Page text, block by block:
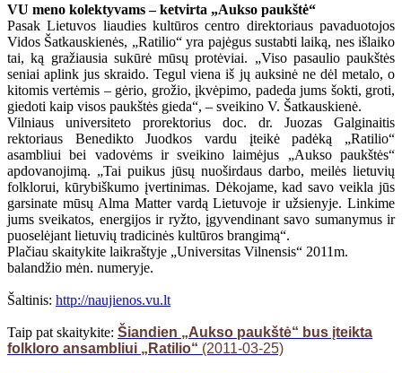
VU meno kolektyvams – ketvirta „Aukso paukštė“
Pasak Lietuvos liaudies kultūros centro direktoriaus pavaduotojos
Vidos Šatkauskienės, „Ratilio“ yra pajėgus sustabti laiką, nes išlaiko
tai, ką gražiausia sukūrė mūsų protėviai. „Viso pasaulio paukštės
seniai aplink jus skraido. Tegul viena iš jų auksinė ne dėl metalo, o
kitomis vertėmis – gėrio, grožio, įkvėpimo, padeda jums šokti, groti,
giedoti kaip visos paukštės gieda“, – sveikino V. Šatkauskienė.
Vilniaus universiteto prorektorius doc. dr. Juozas Galginaitis
rektoriaus Benedikto Juodkos vardu įteikė padėką „Ratilio“
asambliui bei vadovėms ir sveikino laimėjus „Aukso paukštės“
apdovanojimą. „Tai puikus jūsų nuoširdaus darbo, meilės lietuvių
folklorui, kūrybiškumo įvertinimas. Dėkojame, kad savo veikla jūs
garsinate mūsų Alma Matter vardą Lietuvoje ir užsienyje. Linkime
jums sveikatos, energijos ir ryžto, įgyvendinant savo sumanymus ir
puoselėjant lietuvių tradicinės kultūros brangimą“.
Plačiau skaitykite laikraštyje „Universitas Vilnensis“ 2011m.
balandžio mėn. numeryje.
Šaltinis: http://naujienos.vu.lt
Taip pat skaitykite: Šiandien „Aukso paukštė“ bus įteikta
folkloro ansambliui „Ratilio“ (2011-03-25)